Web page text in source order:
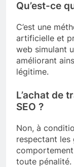
Qu’est-ce
C’est une
artificielle et
web simulant
améliorant
légitime.
L’achat de
SEO ?
Non, à
respectant les
toute pénalité.